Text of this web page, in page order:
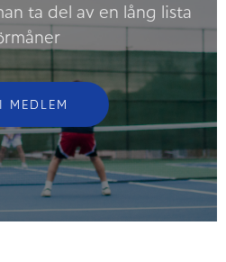
ta del av en lång lista
MEDLEM